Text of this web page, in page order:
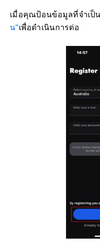
เมื่อคุณป้อนข้อมูลที่จำเป็
น"เพื่อดำเนินการต่อ